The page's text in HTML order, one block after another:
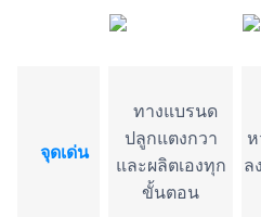
จุดเด่น
ทางแบรนด
ปลูกแตงกวา
และผลิตเองทุก
ขั้นตอน
ห
ล